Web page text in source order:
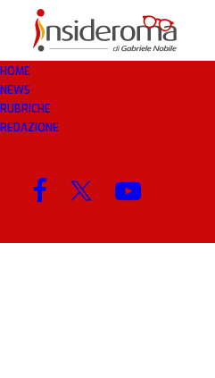
HOME
NEWS
RUBRICHE
REDAZIONE
PASSIONALI
MENU